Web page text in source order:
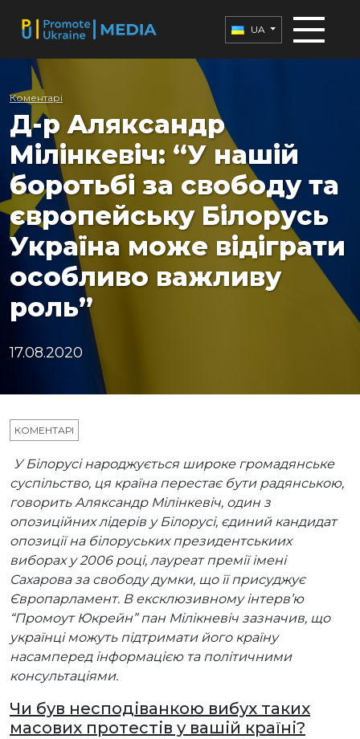
UA
Коментарі
Д-р Aляксандр
Мілінкевіч: “У нашій
боротьбі за свободу та
європейську Білорусь
Україна може відіграти
особливо важливу
роль”
17.08.2020
КОМЕНТАРІ
У Білорусі народжується широке громадянське
суспільство, ця країна перестає бути радянською,
говорить Аляксандр Мілінкевіч, один з
опозиційних лідерів у Білорусі, єдиний кандидат
опозиції на білоруських президентськиих
виборах у 2006 році, лауреат премії імені
Сахарова за свободу думки, що її присуджує
Європарламент. В ексклюзивному інтерв’ю
“Промоут Юкрейн” пан Мілікневіч зазначив, що
українці можуть підтримати його країну
насамперед інформацією та політичними
консультаціями.
Чи був несподіванкою вибух таких
масових протестів у вашій країні?